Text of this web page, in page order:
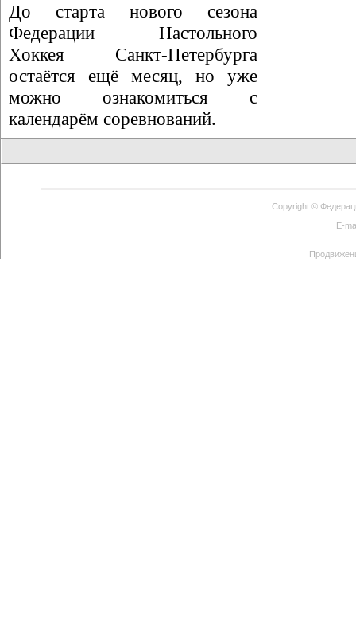
До старта нового сезона
Федерации Настольного
Хоккея Санкт-Петербурга
остаётся ещё месяц, но уже
можно ознакомиться с
календарём соревнований.
Copyright ©
E-